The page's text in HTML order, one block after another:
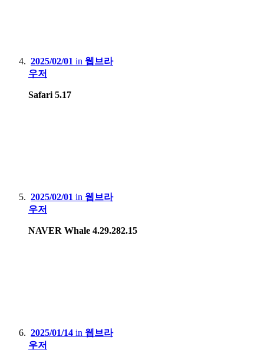
2025/02/01 in 웹브라
우저
Safari 5.17
2025/02/01 in 웹브라
우저
NAVER Whale 4.29.282.15
2025/01/14 in 웹브라
우저